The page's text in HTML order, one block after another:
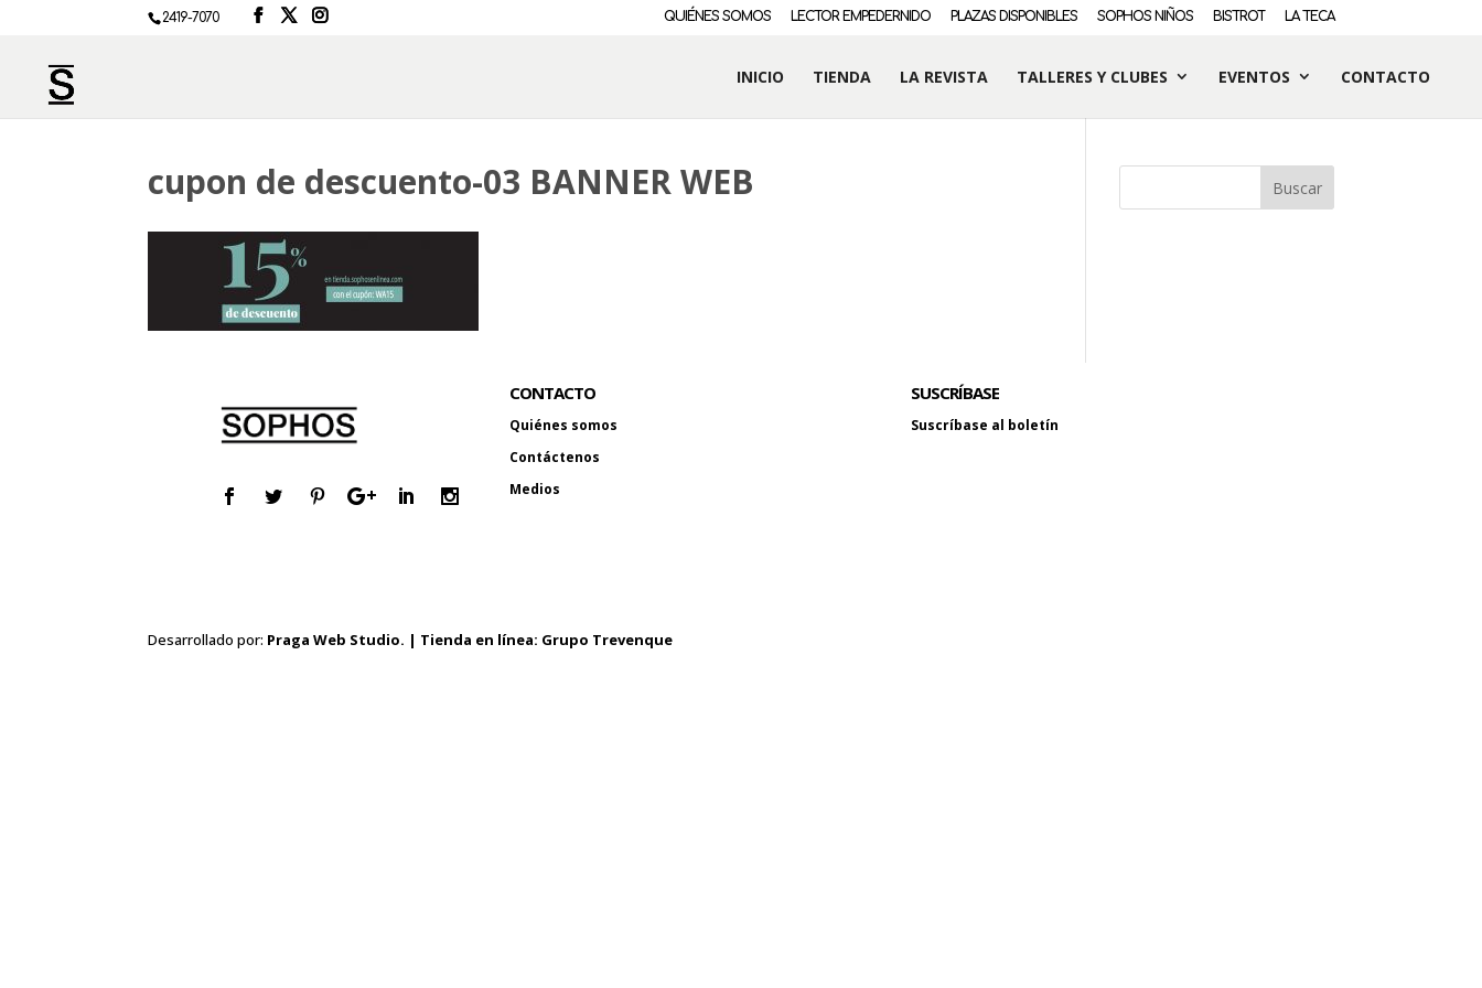
2419-7070 QUIÉNES SOMOS LECTOR EMPEDERNIDO PLAZAS DISPONIBLES SOPHOS NIÑOS BISTROT LA TECA
INICIO TIENDA LA REVISTA TALLERES Y CLUBES EVENTOS CONTACTO
cupon de descuento-03 BANNER WEB
CONTACTO
Quiénes somos
Contáctenos
Medios
SUSCRÍBASE
Suscríbase al boletín
Desarrollado por: Praga Web Studio. | Tienda en línea: Grupo Trevenque